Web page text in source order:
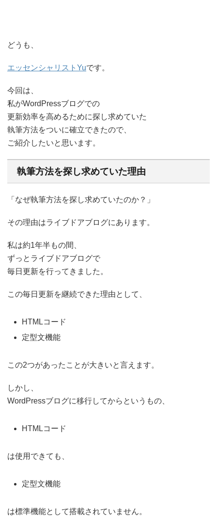
どうも、
エッセンシャリストYuです。
今回は、
私がWordPressブログでの
更新効率を高めるために探し求めていた
執筆方法をついに確立できたので、
ご紹介したいと思います。
執筆方法を探し求めていた理由
「なぜ執筆方法を探し求めていたのか？」
その理由はライブドアブログにあります。
私は約1年半もの間、
ずっとライブドアブログで
毎日更新を行ってきました。
この毎日更新を継続できた理由として、
HTMLコード
定型文機能
この2つがあったことが大きいと言えます。
しかし、
WordPressブログに移行してからというもの、
HTMLコード
は使用できても、
定型文機能
は標準機能として搭載されていません。